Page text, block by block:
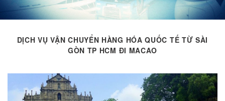
DỊCH VỤ VẬN CHUYỂN HÀNG HÓA QUỐC TẾ TỪ SÀI
GÒN TP HCM ĐI MACAO